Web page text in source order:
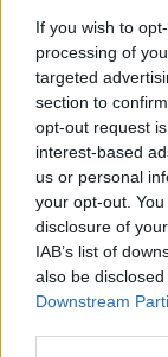
If you wish to
processing of
targeted
section to
opt-out request
interest-based
us or personal
your opt-out.
disclosure of
IAB’s list of
also be
Downstream
È un
città. Il costo
Corrente €
Posizione
Accendino
Sosta al